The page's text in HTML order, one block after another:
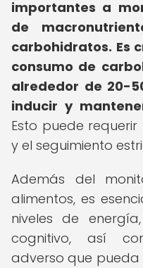
importantes a
de
carbohidratos. Es
consumo de
alrededor de 20-
inducir y
Esto puede
y el seguimiento
Además del
alimentos, es
niveles de
cognitivo, así
adverso que